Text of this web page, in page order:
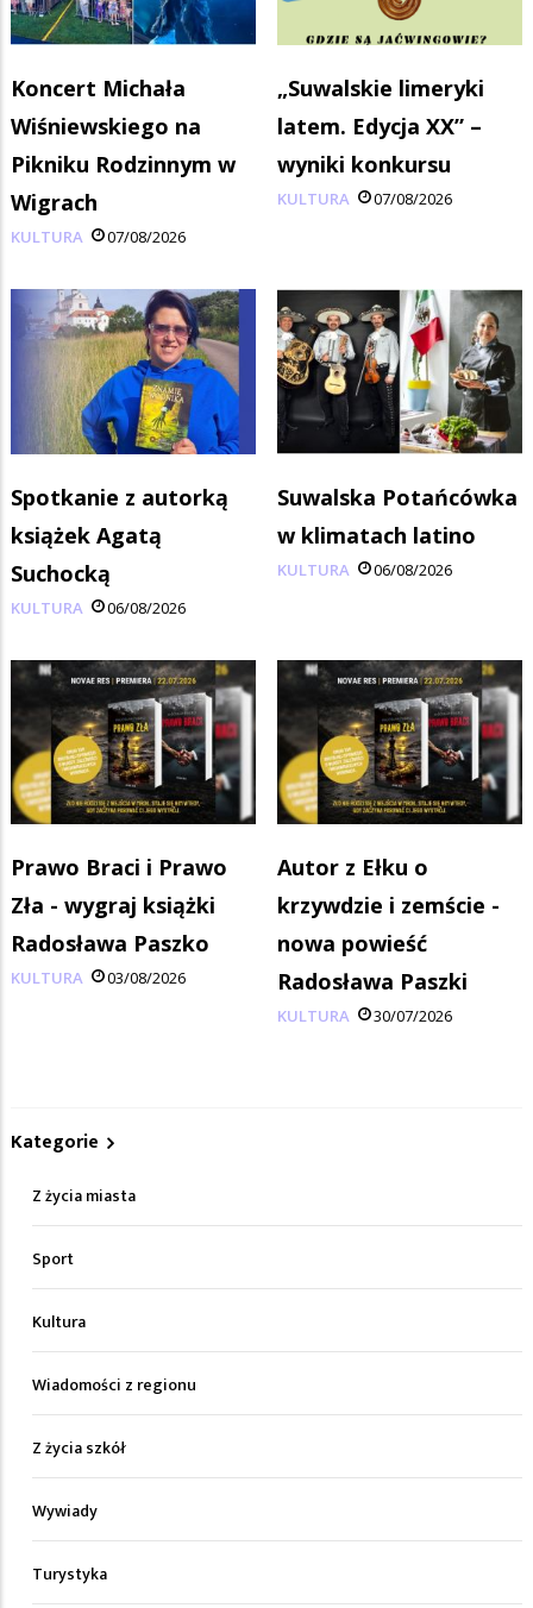
Koncert Michała
Wiśniewskiego na
Pikniku Rodzinnym w
Wigrach
KULTURA 07/08/2026
„Suwalskie limeryki
latem. Edycja XX” –
wyniki konkursu
KULTURA 07/08/2026
Spotkanie z autorką
książek Agatą
Suchocką
KULTURA 06/08/2026
Suwalska Potańcówka
w klimatach latino
KULTURA 06/08/2026
Prawo Braci i Prawo
Zła - wygraj książki
Radosława Paszko
KULTURA 03/08/2026
Autor z Ełku o
krzywdzie i zemście -
nowa powieść
Radosława Paszki
KULTURA 30/07/2026
Kategorie
Z życia miasta
Sport
Kultura
Wiadomości z regionu
Z życia szkół
Wywiady
Turystyka